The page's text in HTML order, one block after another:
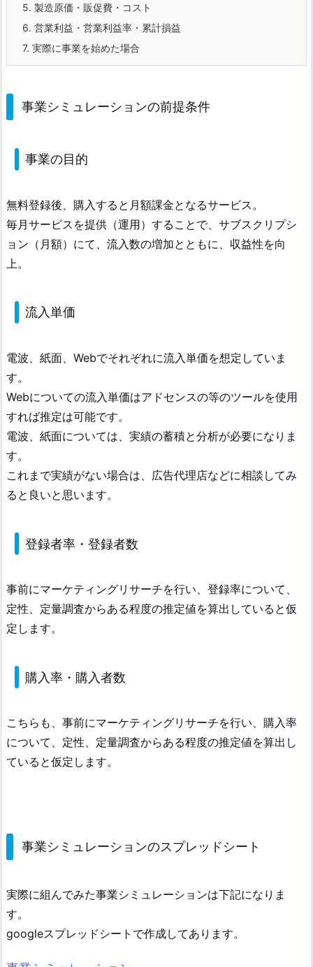
5. 製造原価・販促費・コスト
6. 営業利益・営業利益率・累計損益
7. 実際に事業を始めた場合
事業シミュレーションの前提条件
事業の目的
無料登録後、購入すると月額課金となるサービス。
毎月サービスを提供（運用）することで、サブスクリプシ
ョン（月額）にて、流入数の増加とともに、収益性を向
上。
流入単価
電波、紙面、Webでそれぞれに流入単価を想定していま
す。
Webについての流入単価はアドセンスの等のツールを使用
すれば推定は可能です。
電波、紙面については、実績の蓄積と分析が必要になりま
す。
これまで実績がない場合は、広告代理店などに相談してみ
ると良いと思います。
登録者率・登録者数
事前にマーケティングリサーチを行い、登録率について、
定性、定量調査からある程度の推定値を算出していると仮
定します。
購入率・購入者数
こちらも、事前にマーケティングリサーチを行い、購入率
について、定性、定量調査からある程度の推定値を算出し
ていると仮定します。
事業シミュレーションのスプレッドシート
実際に組んでみた事業シミュレーションは下記になりま
す。
googleスプレッドシートで作成してあります。